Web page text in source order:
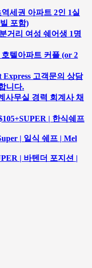
세권 아파트 2인 1실
포함)
거리 여성 쉐어생 1명
텔아파트 커플 (or 2
Express 고객문의 상담
니다.
사무실 경력 회계사 채
| 한식쉐프
| 일식 쉐프 | Mel
| 바텐더 포지션 |